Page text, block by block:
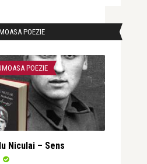
POEZIE
POEZIE
Niculai – Sens